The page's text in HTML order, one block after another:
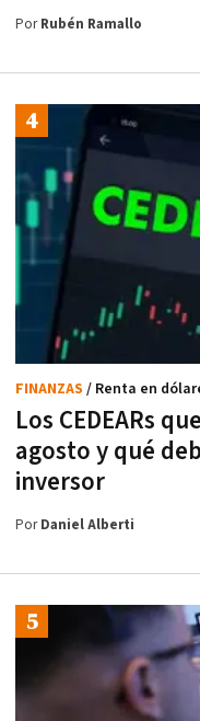
PorRubén Ramallo
Los CEDEARs
agosto y qué
inversor
FINANZAS / Renta en
PorDaniel Alberti